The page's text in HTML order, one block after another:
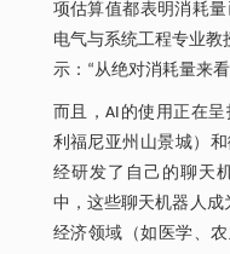
项估算值都表明消耗
电气与系统工程专业教
示：“从绝对消耗量来
而且，AI的使用正在
利福尼亚州山景城）
经研发了自己的聊天
中，这些聊天机器人成
经济领域（如医学、